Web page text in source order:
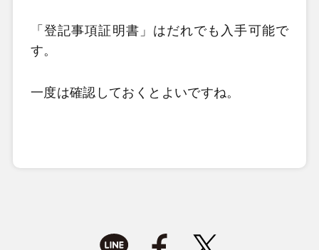
「登記事項証明書」はだれでも入手可能で
す。
一度は確認しておくとよいですね。